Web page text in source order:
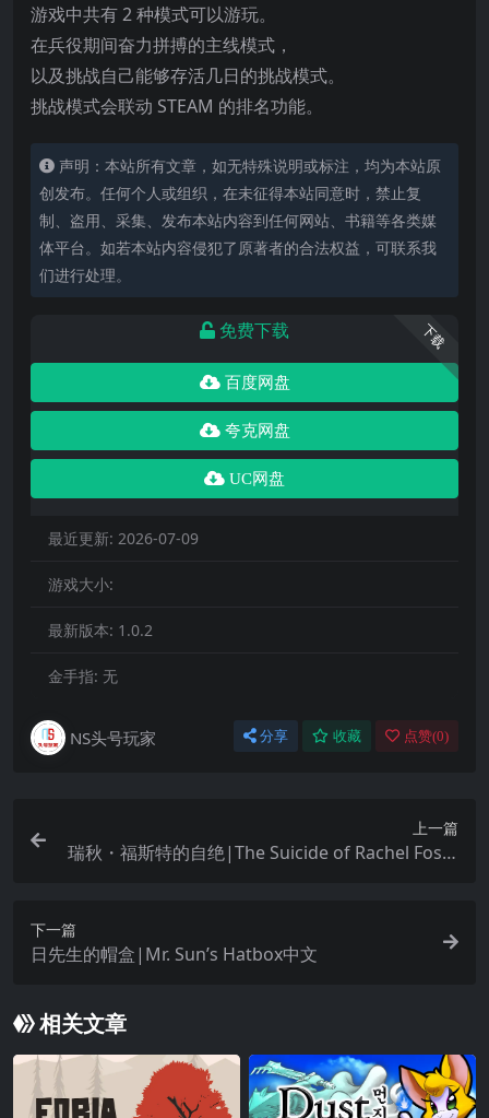
游戏中共有 2 种模式可以游玩。
在兵役期间奋力拼搏的主线模式，
以及挑战自己能够存活几日的挑战模式。
挑战模式会联动 STEAM 的排名功能。
声明：本站所有文章，如无特殊说明或标注，均为本站原
创发布。任何个人或组织，在未征得本站同意时，禁止复
制、盗用、采集、发布本站内容到任何网站、书籍等各类媒
体平台。如若本站内容侵犯了原著者的合法权益，可联系我
们进行处理。
下载
免费下载
百度网盘
夸克网盘
UC网盘
最近更新: 2026-07-09
游戏大小:
最新版本: 1.0.2
金手指: 无
NS头号玩家 分享 收藏 点赞(0)
上一篇
瑞秋・福斯特的自绝|The Suicide of Rachel Foste
下一篇
日先生的帽盒|Mr. Sun’s Hatbox中文
相关文章